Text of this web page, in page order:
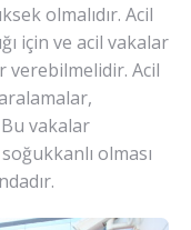
olmalıdır. Acil
için ve acil vakalar
verebilmelidir. Acil
vakalar
olması